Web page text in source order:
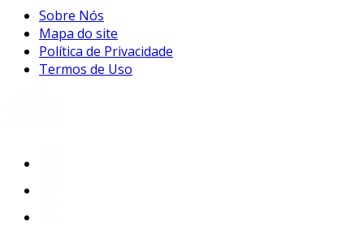
Sobre Nós
Mapa do site
Política de Privacidade
Termos de Uso